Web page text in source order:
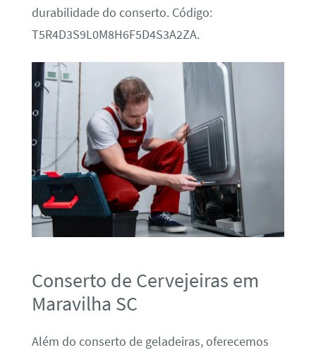
durabilidade do conserto. Código:
T5R4D3S9L0M8H6F5D4S3A2ZA.
Conserto de Cervejeiras em
Maravilha SC
Além do conserto de geladeiras, oferecemos